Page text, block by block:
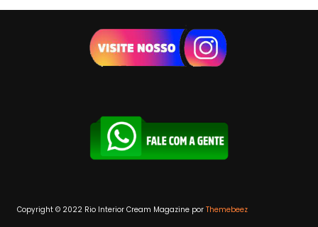
Copyright © 2022 Rio InteriorCream Magazine por Themebeez